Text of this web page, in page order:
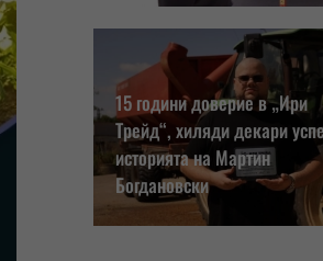
15 години доверие в „Ири
Трейд“, хиляди декари
историята на Мартин
Богдановски